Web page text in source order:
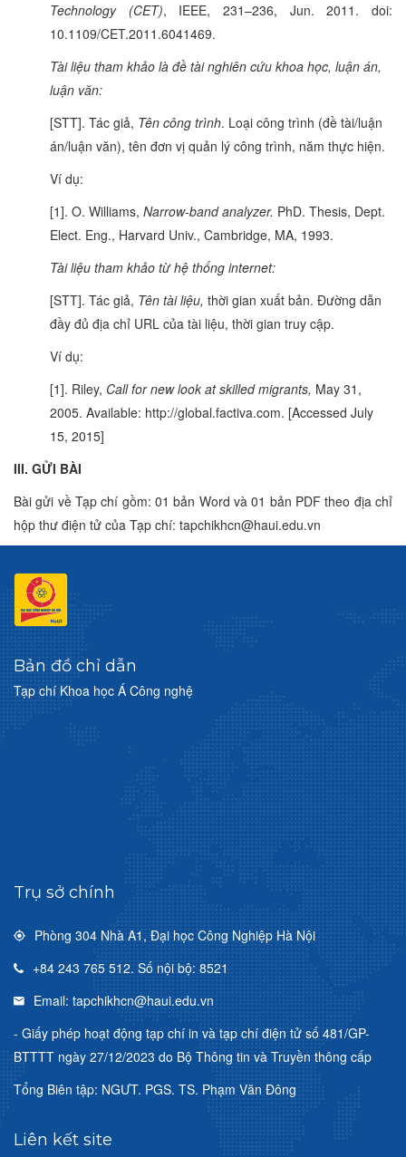
Technology (CET), IEEE, 231–236, Jun. 2011. doi:
10.1109/CET.2011.6041469.
Tài liệu tham khảo là đề tài nghiên cứu khoa học, luận án,
luận văn:
[STT]. Tác giả, Tên công trình. Loại công trình (đề tài/luận
án/luận văn), tên đơn vị quản lý công trình, năm thực hiện.
Ví dụ:
[1]. O. Williams, Narrow-band analyzer. PhD. Thesis, Dept.
Elect. Eng., Harvard Univ., Cambridge, MA, 1993.
Tài liệu tham khảo từ hệ thống internet:
[STT]. Tác giả, Tên tài liệu, thời gian xuất bản. Đường dẫn
đầy đủ địa chỉ URL của tài liệu, thời gian truy cập.
Ví dụ:
[1]. Riley, Call for new look at skilled migrants, May 31,
2005. Available: http://global.factiva.com. [Accessed July
15, 2015]
III. GỬI BÀI
Bài gửi về Tạp chí gồm: 01 bản Word và 01 bản PDF theo địa chỉ
hộp thư điện tử của Tạp chí: tapchikhcn@haui.edu.vn
Bản đồ chỉ dẫn
Tạp chí Khoa học Á Công nghệ
Trụ sở chính
Phòng 304 Nhà A1, Đại học Công Nghiệp Hà Nội
+84 243 765 512. Số nội bộ: 8521
Email: tapchikhcn@haui.edu.vn
- Giấy phép hoạt động tạp chí in và tạp chí điện tử số 481/GP-
BTTTT ngày 27/12/2023 do Bộ Thông tin và Truyền thông cấp
Tổng Biên tập: NGƯT. PGS. TS. Phạm Văn Đông
Liên kết site